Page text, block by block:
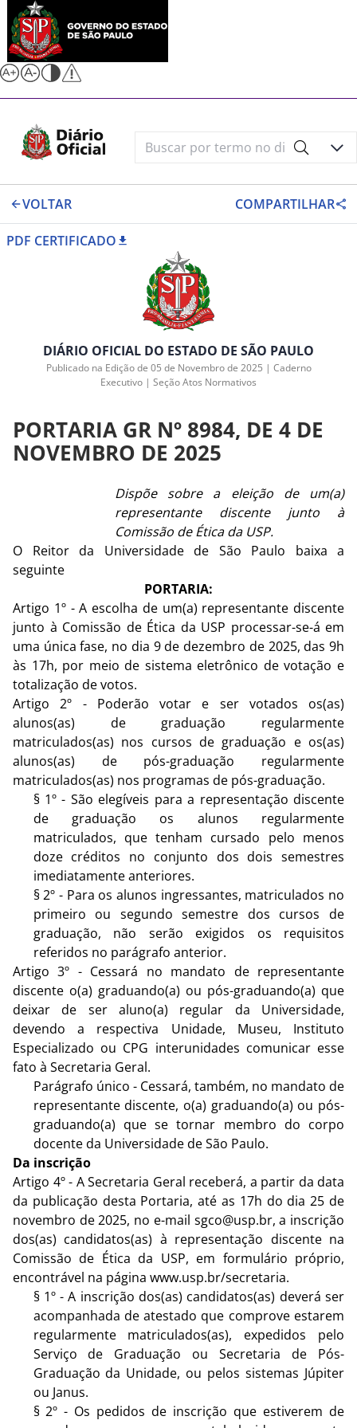
VOLTAR COMPARTILHAR
PDF CERTIFICADO
DIÁRIO OFICIAL DO ESTADO DE SÃO PAULO
Publicado na Edição de 05 de Novembro de 2025 | Caderno
Executivo | Seção Atos Normativos
PORTARIA GR Nº 8984, DE 4 DE
NOVEMBRO DE 2025
Dispõe sobre a eleição de um(a)
representante discente junto à
Comissão de Ética da USP.
O Reitor da Universidade de São Paulo baixa a
seguinte
PORTARIA:
Artigo 1º - A escolha de um(a) representante discente
junto à Comissão de Ética da USP processar-se-á em
uma única fase, no dia 9 de dezembro de 2025, das 9h
às 17h, por meio de sistema eletrônico de votação e
totalização de votos.
Artigo 2º - Poderão votar e ser votados os(as)
alunos(as) de graduação regularmente
matriculados(as) nos cursos de graduação e os(as)
alunos(as) de pós-graduação regularmente
matriculados(as) nos programas de pós-graduação.
§ 1º - São elegíveis para a representação discente
de graduação os alunos regularmente
matriculados, que tenham cursado pelo menos
doze créditos no conjunto dos dois semestres
imediatamente anteriores.
§ 2º - Para os alunos ingressantes, matriculados no
primeiro ou segundo semestre dos cursos de
graduação, não serão exigidos os requisitos
referidos no parágrafo anterior.
Artigo 3º - Cessará no mandato de representante
discente o(a) graduando(a) ou pós-graduando(a) que
deixar de ser aluno(a) regular da Universidade,
devendo a respectiva Unidade, Museu, Instituto
Especializado ou CPG interunidades comunicar esse
fato à Secretaria Geral.
Parágrafo único - Cessará, também, no mandato de
representante discente, o(a) graduando(a) ou pós-
graduando(a) que se tornar membro do corpo
docente da Universidade de São Paulo.
Da inscrição
Artigo 4º - A Secretaria Geral receberá, a partir da data
da publicação desta Portaria, até as 17h do dia 25 de
novembro de 2025, no e-mail sgco@usp.br, a inscrição
dos(as) candidatos(as) à representação discente na
Comissão de Ética da USP, em formulário próprio,
encontrável na página www.usp.br/secretaria.
§ 1º - A inscrição dos(as) candidatos(as) deverá ser
acompanhada de atestado que comprove estarem
regularmente matriculados(as), expedidos pelo
Serviço de Graduação ou Secretaria de Pós-
Graduação da Unidade, ou pelos sistemas Júpiter
ou Janus.
§ 2º - Os pedidos de inscrição que estiverem de